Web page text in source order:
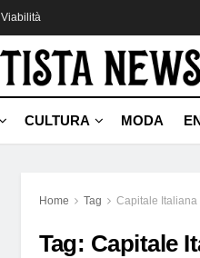
Viabilità
CULTURA MODA
Home Tag Capitale
Tag: Capitale